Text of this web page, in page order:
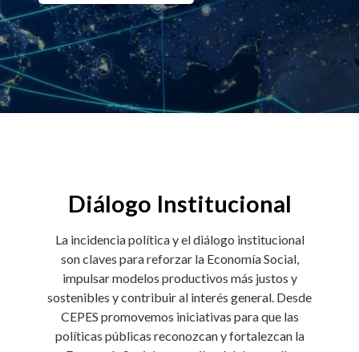
Diálogo Institucional
La incidencia política y el diálogo institucional
son claves para reforzar la Economía Social,
impulsar modelos productivos más justos y
sostenibles y contribuir al interés general. Desde
CEPES promovemos iniciativas para que las
políticas públicas reconozcan y fortalezcan la